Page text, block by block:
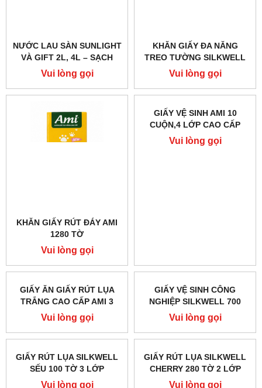
NƯỚC LAU SÀN SUNLIGHT
VÀ GIFT 2L, 4L – SẠCH
SÀN, THƠM MÁT
Vui lòng gọi
KHĂN GIẤY ĐA NĂNG
TREO TƯỜNG SILKWELL
450G 2 LỚP – GIẤY RÚT
ĐÁY CAO CẤP
Vui lòng gọi
KHĂN GIẤY RÚT ĐÁY AMI
1280 TỜ
Vui lòng gọi